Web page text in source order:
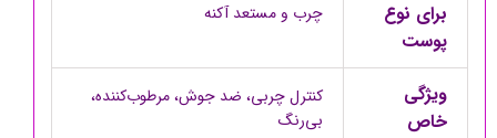
برای نوع
پوست
چرب و مستعد آکنه
ویژگی
خاص
کنترل چربی، ضد جوش، مرطوب‌کننده،
بی‌رنگ